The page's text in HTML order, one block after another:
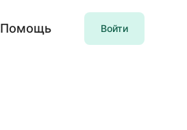
Помощь Войти